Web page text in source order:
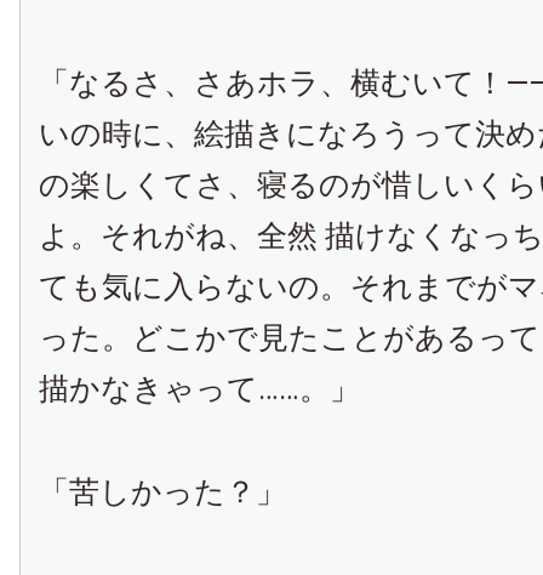
「なるさ、さあホラ、横むいて！
いの時に、絵描きになろうって決
の楽しくてさ、寝るのが惜しいく
よ。それがね、全然 描けなくなっ
ても気に入らないの。それまでが
った。どこかで見たことがあるっ
描かなきゃって……。」
「苦しかった？」